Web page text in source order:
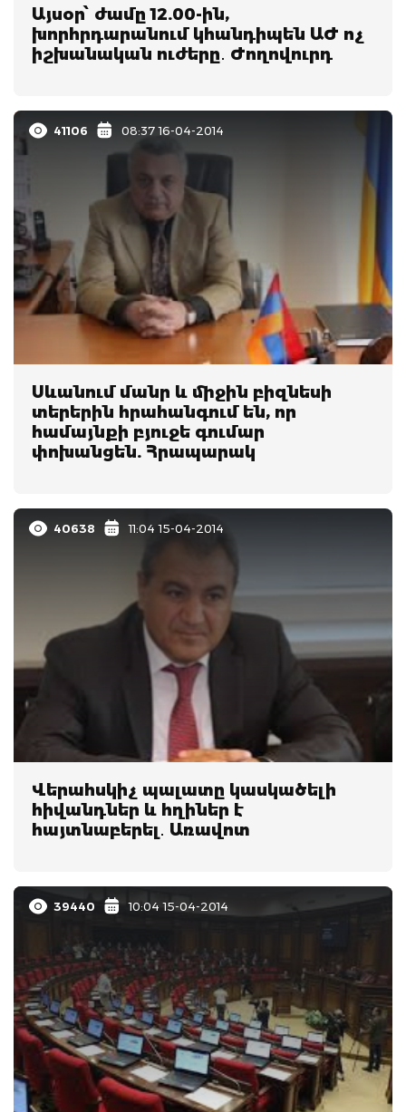
Այսօր՝ ժամը 12.00-ին,
խորհրդարանում կհանդիպեն ԱԺ ոչ
իշխանական ուժերը․ Ժողովուրդ
41106 08:37 16-04-2014
Սևանում մանր և միջին բիզնեսի
տերերին հրահանգում են, որ
համայնքի բյուջե գումար
փոխանցեն. Հրապարակ
40638 11:04 15-04-2014
Վերահսկիչ պալատը կասկածելի
հիվանդներ և հղիներ է
հայտնաբերել․ Առավոտ
39440 10:04 15-04-2014